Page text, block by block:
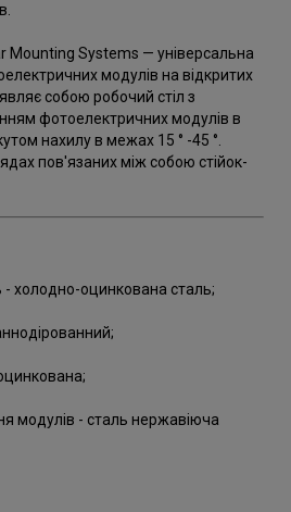
Mounting Systems — універсальна
модулів на відкритих
собою робочий стіл з
фотоелектричних модулів в
нахилу в межах 15 ° -45 °.
пов'язаних між собою стійок-
холодно-оцинкована сталь;
модулів - сталь нержавіюча